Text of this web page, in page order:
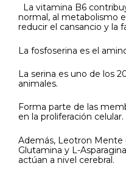
La vitamina B6
normal, al metabolismo
reducir el cansancio y la
La fosfoserina es el
La serina es uno de los
animales.
Forma parte de las
en la proliferación celular.
Además, Leotron Mente
Glutamina y L-
actúan a nivel cerebral.